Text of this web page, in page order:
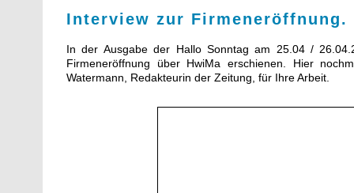
Interview zur Firmeneröffnung.
In der Ausgabe der Hallo Sonntag am 25.04 /
Firmeneröffnung über HwiMa erschienen. Hier
Watermann, Redakteurin der Zeitung, für Ihre Arbeit.